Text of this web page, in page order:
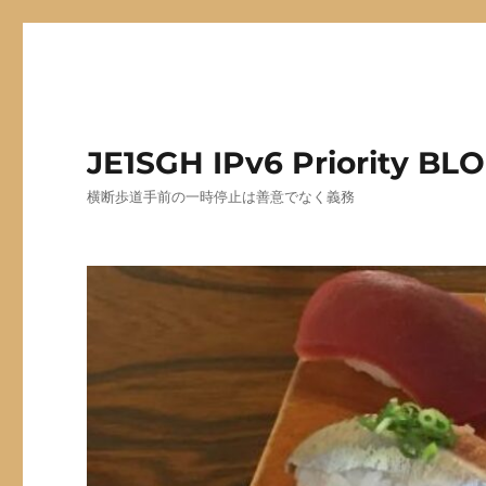
JE1SGH IPv6 Priority
横断歩道手前の一時停止は善意でなく義務